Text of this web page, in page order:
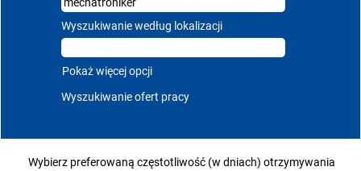
Wyszukiwanie według lokalizacji
Pokaż więcej opcji
Wybierz preferowaną częstotliwość (w dniach) otrzymywania